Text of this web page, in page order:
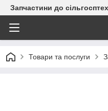
Запчастини до
Товари та послуги